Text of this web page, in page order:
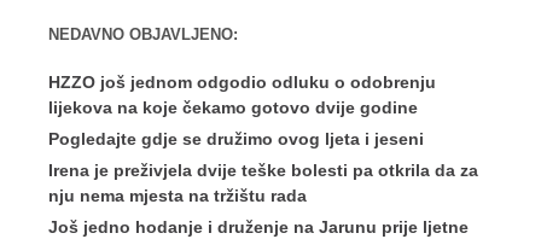
NEDAVNO OBJAVLJENO:
HZZO još jednom odgodio odluku o odobrenju
lijekova na koje čekamo gotovo dvije godine
Pogledajte gdje se družimo ovog ljeta i jeseni
Irena je preživjela dvije teške bolesti pa otkrila da za
nju nema mjesta na tržištu rada
Još jedno hodanje i druženje na Jarunu prije ljetne